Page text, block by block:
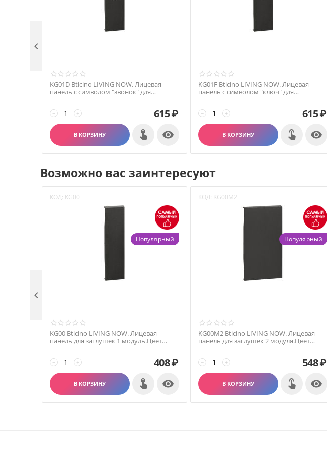
KG01D Bticino LIVING NOW. Лицевая
панель с символом "звонок" для
+
− 615₽
В КОРЗИНУ 
KG01F Bticino LIVING NOW. Лицевая
панель с символом "ключ" для
+
− 615₽
В КОРЗИНУ 

Возможно вас заинтересуют
КОД: KG00
Популярный
KG00 Bticino LIVING NOW. Лицевая
панель для заглушек 1 модуль.Цвет
+
− 408₽
В КОРЗИНУ 
КОД: KG00M2
Популярный
KG00M2 Bticino LIVING NOW. Лицевая
панель для заглушек 2 модуля.Цвет
+
− 548₽
В КОРЗИНУ 
